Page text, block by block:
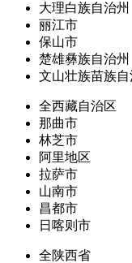
大理白族自治州
丽江市
保山市
楚雄彝族自治州
文山壮族苗族自
全西藏自治区
那曲市
林芝市
阿里地区
拉萨市
山南市
昌都市
日喀则市
全陕西省